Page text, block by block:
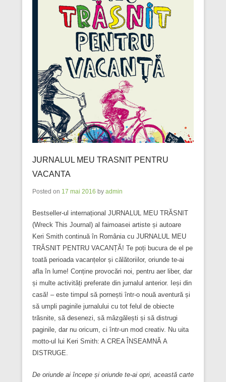
JURNALUL MEU TRASNIT PENTRU
VACANTA
Posted on 17 mai 2016 by admin
Bestseller-ul internațional JURNALUL MEU TRĂSNIT
(Wreck This Journal) al faimoasei artiste și autoare
Keri Smith continuă în România cu JURNALUL MEU
TRĂSNIT PENTRU VACANȚĂ! Te poți bucura de el pe
toată perioada vacanțelor și călătoriilor, oriunde te-ai
afla în lume! Conține provocări noi, pentru aer liber, dar
și multe activități preferate din jurnalul anterior. Ieși din
casă! – este timpul să pornești într-o nouă aventură și
să umpli paginile jurnalului cu tot felul de obiecte
trăsnite, să desenezi, să mâzgălești și să distrugi
paginile, dar nu oricum, ci într-un mod creativ. Nu uita
motto-ul lui Keri Smith: A CREA ÎNSEAMNĂ A
DISTRUGE.
De oriunde ai începe și oriunde te-ai opri, această carte